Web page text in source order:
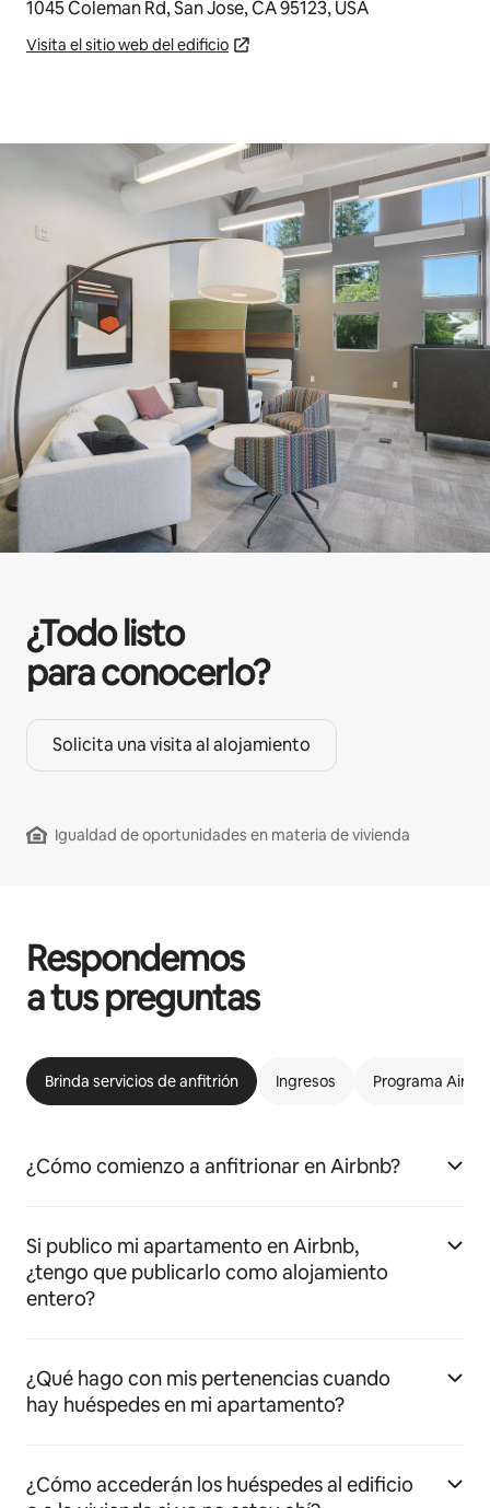
1045 Coleman Rd, San Jose, CA 95123, USA
Visita el sitio web del edificio
¿Todo listo
para conocerlo?
Solicita una visita al alojamiento
Igualdad de oportunidades en materia de vivienda
Respondemos
a tus preguntas
Brinda servicios de anfitrión Ingresos Programa
¿Cómo comienzo a anfitrionar en Airbnb?
Si publico mi apartamento en Airbnb,
¿tengo que publicarlo como alojamiento
entero?
¿Qué hago con mis pertenencias cuando
hay huéspedes en mi apartamento?
¿Cómo accederán los huéspedes al edificio